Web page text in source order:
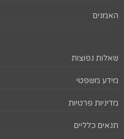
האמנים
שאלות נפוצות
מידע משפטי
מדיניות פרטיות
תנאים כלליים